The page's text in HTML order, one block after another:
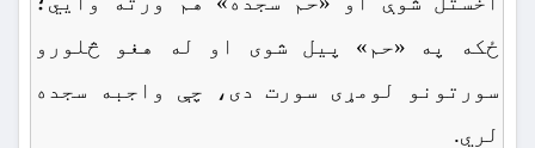
ځکه په «حم» پيل شوی او له هغو څلورو
سورتونو لومړی سورت دی، چې واجبه سجده
لري.